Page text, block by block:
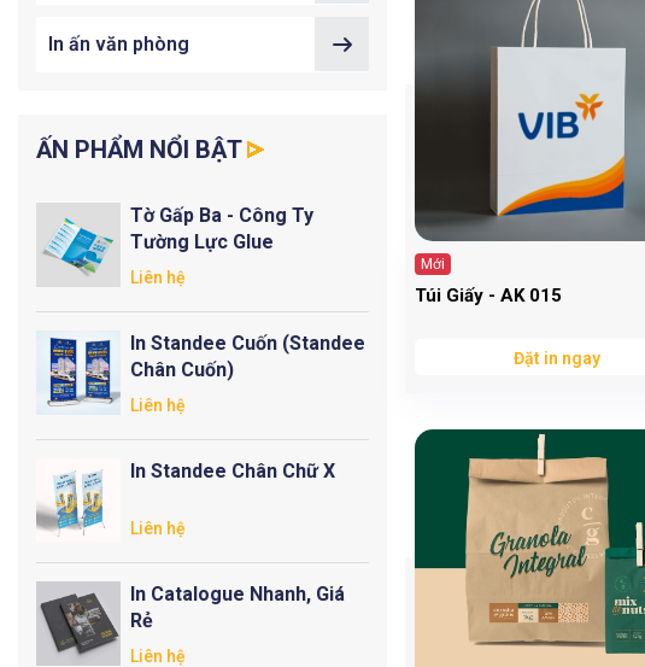
In ấn văn phòng
ẤN PHẨM NỔI BẬT
Tờ Gấp Ba - Công Ty
Tường Lực Glue
Liên hệ
In Standee Cuốn (Standee
Chân Cuốn)
Liên hệ
In Standee Chân Chữ X
Liên hệ
In Catalogue Nhanh, Giá
Rẻ
Liên hệ
Mới
Túi Giấy - AK 015
Đặt in ngay